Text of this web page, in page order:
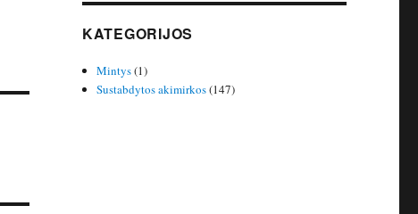
KATEGORIJOS
Mintys(1)
Sustabdytos akimirkos(147)